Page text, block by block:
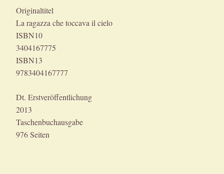
Originaltitel
La ragazza che toccava il cielo
ISBN10
3404167775
ISBN13
9783404167777
Dt. Erstveröffentlichung
2013
Taschenbuchausgabe
976 Seiten